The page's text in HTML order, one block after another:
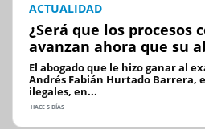
ACTUALIDAD
¿Será que los procesos
avanzan ahora que su
El abogado que le hizo ganar al
Andrés Fabián Hurtado Barrera,
ilegales, en...
HACE 5 DÍAS